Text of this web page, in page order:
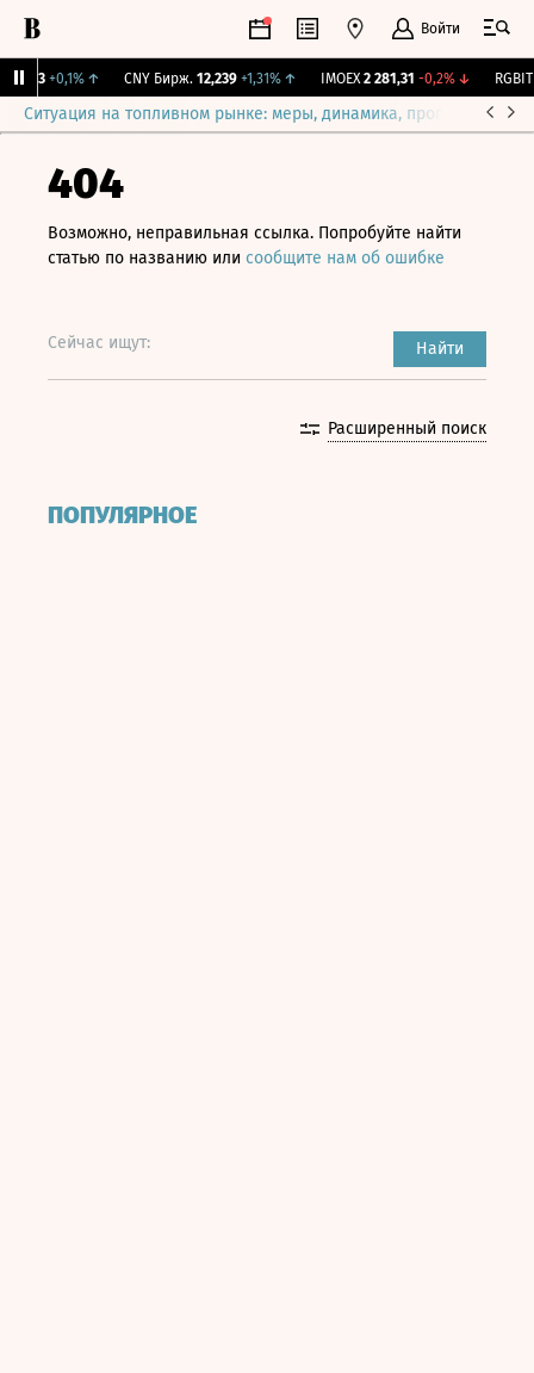
Войти
+0,1% ↑ CNY Бирж. 12,239 +1,31% ↑ IMOEX 2 281,31 -0,2%↓ RGBITR
Ситуация на топливном рынке: меры, динамика, прогнозы
404
Возможно, неправильная ссылка. Попробуйте найти
статью по названию или сообщите нам об ошибке
Сейчас ищут: Найти
Расширенный поиск
ПОПУЛЯРНОЕ